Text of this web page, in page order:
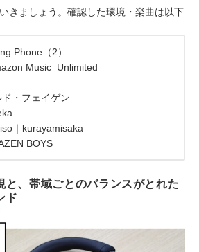
きましょう。確認した環境・楽曲は以下
Phone（2）
Music Unlimited
・フェイゲン
｜kurayamisaka
BOYS
と、帯域ごとのバランスがとれた
ド